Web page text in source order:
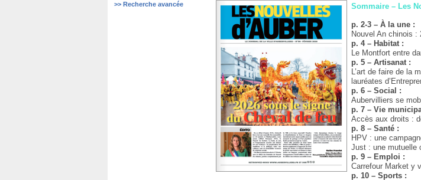
>> Recherche avancée Sommaire – Les
p. 2-3 – À la une :
Nouvel An chinois :
p. 4 – Habitat :
Le Montfort entre
p. 5 – Artisanat :
L’art de faire de la
lauréates
p. 6 – Social :
Aubervilliers se
p. 7 – Vie
Accès aux droits :
p. 8 – Santé :
HPV : une
Just : une mutuelle
p. 9 – Emploi :
Carrefour Market y
p. 10 – Sports :